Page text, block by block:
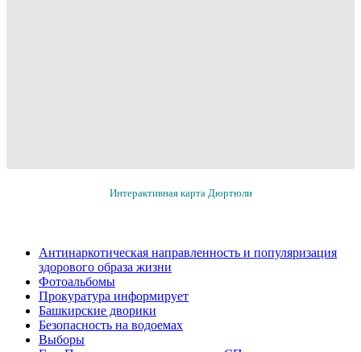
Интерактивная карта Дюртюли
Антинаркотическая направленность и популяризация
здорового образа жизни
Фотоальбомы
Прокуратура информирует
Башкирские дворики
Безопасность на водоемах
Выборы